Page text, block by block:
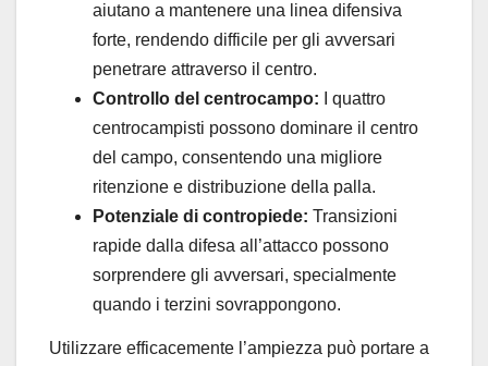
aiutano a mantenere una linea difensiva
forte, rendendo difficile per gli avversari
penetrare attraverso il centro.
Controllo del centrocampo: I quattro
centrocampisti possono dominare il centro
del campo, consentendo una migliore
ritenzione e distribuzione della palla.
Potenziale di contropiede: Transizioni
rapide dalla difesa all’attacco possono
sorprendere gli avversari, specialmente
quando i terzini sovrappongono.
Utilizzare efficacemente l’ampiezza può portare a